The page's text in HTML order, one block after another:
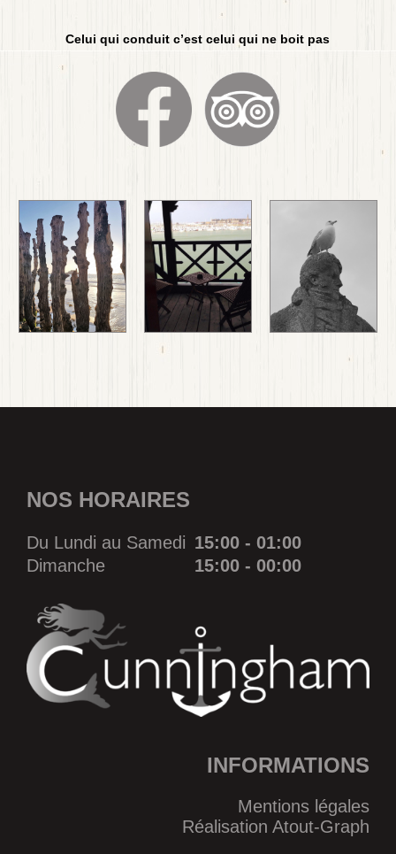
Celui qui conduit c’est celui qui ne boit pas
NOS HORAIRES
Du Lundi au Samedi
Dimanche
15:00 - 01:00
15:00 - 00:00
INFORMATIONS
Mentions légales
Réalisation Atout-Graph